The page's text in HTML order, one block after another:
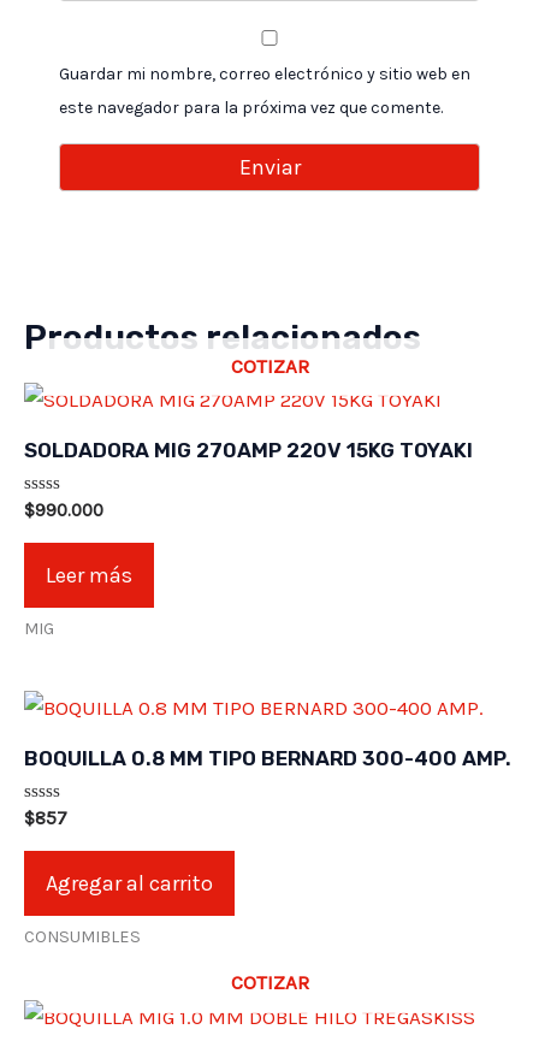
Guardar mi nombre, correo electrónico y sitio web en
este navegador para la próxima vez que comente.
Productos relacionados
COTIZAR
SOLDADORA MIG 270AMP 220V 15KG TOYAKI
Valorado
en
0
$990.000
Leer más
MIG
BOQUILLA 0.8 MM TIPO BERNARD 300-400 AMP.
Valorado
en
0
$857
Agregar al carrito
CONSUMIBLES
COTIZAR